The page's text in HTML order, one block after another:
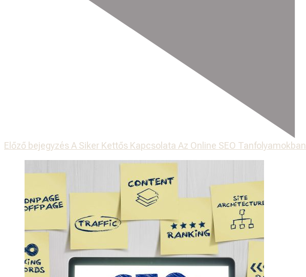
Előző bejegyzés A Siker Kettős Kapcsolata Az Online SEO Tanfolyamokban